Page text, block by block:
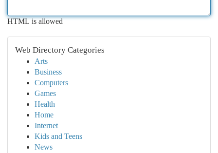
HTML is allowed
Web Directory Categories
Arts
Business
Computers
Games
Health
Home
Internet
Kids and Teens
News